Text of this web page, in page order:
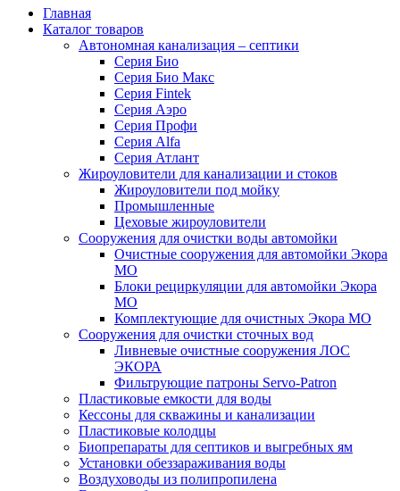
Главная
Каталог товаров
Автономная канализация – септики
Серия Био
Серия Био Макс
Серия Fintek
Серия Аэро
Серия Профи
Серия Alfa
Серия Атлант
Жироуловители для канализации и стоков
Жироуловители под мойку
Промышленные
Цеховые жироуловители
Сооружения для очистки воды автомойки
Очистные сооружения для автомойки Экора
МО
Блоки рециркуляции для автомойки Экора
МО
Комплектующие для очистных Экора МО
Сооружения для очистки сточных вод
Ливневые очистные сооружения ЛОС
ЭКОРА
Фильтрующие патроны Servo-Patron
Пластиковые емкости для воды
Кессоны для скважины и канализации
Пластиковые колодцы
Биопрепараты для септиков и выгребных ям
Установки обеззараживания воды
Воздуховоды из полипропилена